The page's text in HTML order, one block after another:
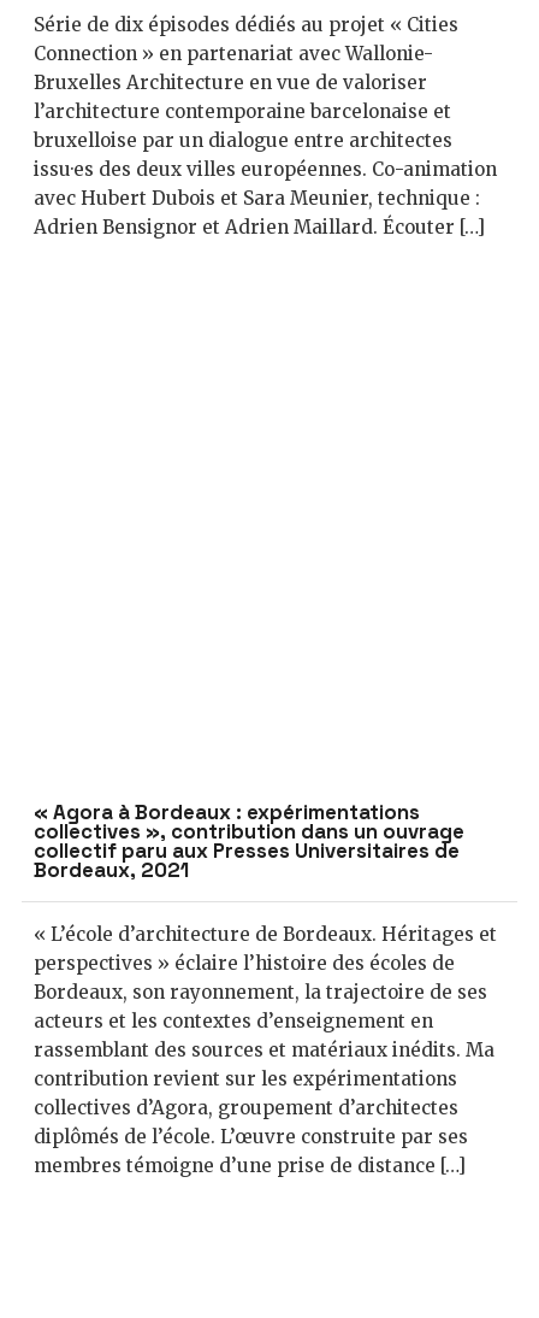
Série de dix épisodes dédiés au projet « Cities
Connection » en partenariat avec Wallonie-
Bruxelles Architecture en vue de valoriser
l’architecture contemporaine barcelonaise et
bruxelloise par un dialogue entre architectes
issu·es des deux villes européennes. Co-animation
avec Hubert Dubois et Sara Meunier, technique :
Adrien Bensignor et Adrien Maillard. Écouter […]
« Agora à Bordeaux : expérimentations
collectives », contribution dans un ouvrage
collectif paru aux Presses Universitaires de
Bordeaux, 2021
« L’école d’architecture de Bordeaux. Héritages et
perspectives » éclaire l’histoire des écoles de
Bordeaux, son rayonnement, la trajectoire de ses
acteurs et les contextes d’enseignement en
rassemblant des sources et matériaux inédits. Ma
contribution revient sur les expérimentations
collectives d’Agora, groupement d’architectes
diplômés de l’école. L’œuvre construite par ses
membres témoigne d’une prise de distance […]